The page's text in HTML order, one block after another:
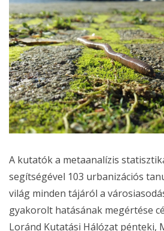
A kutatók a metaanalízis
segítségével 103 urbanizációs
világ minden tájáról a
gyakorolt hatásának megértése
Loránd Kutatási Hálózat pénteki,